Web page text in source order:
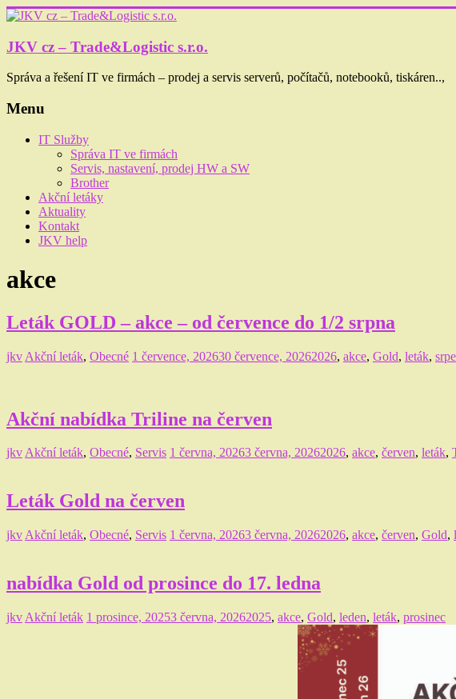
Skip
content
JKV cz – Trade&Logistic s.r.o.
Správa a řešení IT ve firmách – prodej a servis serverů, počítačů, notebooků, tiskáren..,
Menu
IT Služby
Správa IT ve firmách
Servis, nastavení, prodej HW a SW
Brother
Akční letáky
Aktuality
Kontakt
JKV help
akce
Leták GOLD – akce – od července do 1/2 srpna
jkv Akční leták, Obecné 1 července, 202630 července, 20262026, akce, Gold, leták,
Akční nabídka Triline na červen
jkvAkční leták, Obecné, Servis 1 června, 20263 června, 20262026, akce, červen, leták,
Leták Gold na červen
jkv Akční leták, Obecné, Servis 1 června, 20263 června, 20262026, akce, červen, Gold,
nabídka Gold od prosince do 17. ledna
jkv Akční leták 1 prosince, 20253 června, 20262025, akce, Gold, leden, leták, prosinec